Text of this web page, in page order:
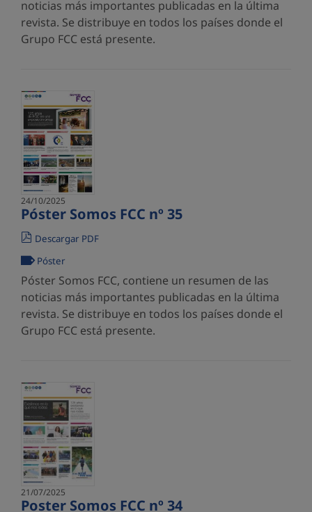
noticias más importantes publicadas en la última
revista. Se distribuye en todos los países donde el
Grupo FCC está presente.
24/10/2025
Póster Somos FCC nº 35
Descargar PDF
Póster
Póster Somos FCC, contiene un resumen de las
noticias más importantes publicadas en la última
revista. Se distribuye en todos los países donde el
Grupo FCC está presente.
21/07/2025
Poster Somos FCC nº 34